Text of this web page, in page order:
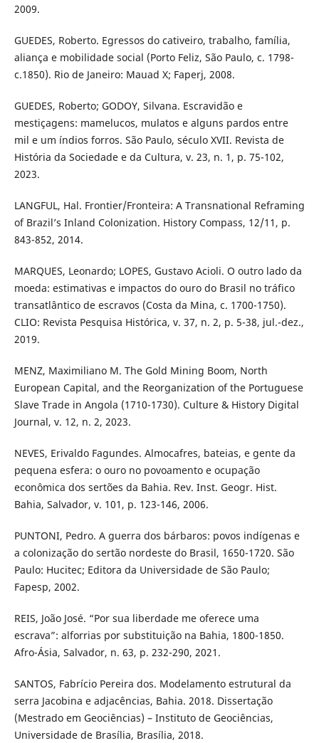
2009.
GUEDES, Roberto. Egressos do cativeiro, trabalho, família,
aliança e mobilidade social (Porto Feliz, São Paulo, c. 1798-
c.1850). Rio de Janeiro: Mauad X; Faperj, 2008.
GUEDES, Roberto; GODOY, Silvana. Escravidão e
mestiçagens: mamelucos, mulatos e alguns pardos entre
mil e um índios forros. São Paulo, século XVII. Revista de
História da Sociedade e da Cultura, v. 23, n. 1, p. 75-102,
2023.
LANGFUL, Hal. Frontier/Fronteira: A Transnational Reframing
of Brazil’s Inland Colonization. History Compass, 12/11, p.
843-852, 2014.
MARQUES, Leonardo; LOPES, Gustavo Acioli. O outro lado da
moeda: estimativas e impactos do ouro do Brasil no tráfico
transatlântico de escravos (Costa da Mina, c. 1700-1750).
CLIO: Revista Pesquisa Histórica, v. 37, n. 2, p. 5-38, jul.-dez.,
2019.
MENZ, Maximiliano M. The Gold Mining Boom, North
European Capital, and the Reorganization of the Portuguese
Slave Trade in Angola (1710-1730). Culture & History Digital
Journal, v. 12, n. 2, 2023.
NEVES, Erivaldo Fagundes. Almocafres, bateias, e gente da
pequena esfera: o ouro no povoamento e ocupação
econômica dos sertões da Bahia. Rev. Inst. Geogr. Hist.
Bahia, Salvador, v. 101, p. 123-146, 2006.
PUNTONI, Pedro. A guerra dos bárbaros: povos indígenas e
a colonização do sertão nordeste do Brasil, 1650-1720. São
Paulo: Hucitec; Editora da Universidade de São Paulo;
Fapesp, 2002.
REIS, João José. “Por sua liberdade me oferece uma
escrava”: alforrias por substituição na Bahia, 1800-1850.
Afro-Ásia, Salvador, n. 63, p. 232-290, 2021.
SANTOS, Fabrício Pereira dos. Modelamento estrutural da
serra Jacobina e adjacências, Bahia. 2018. Dissertação
(Mestrado em Geociências) – Instituto de Geociências,
Universidade de Brasília, Brasília, 2018.